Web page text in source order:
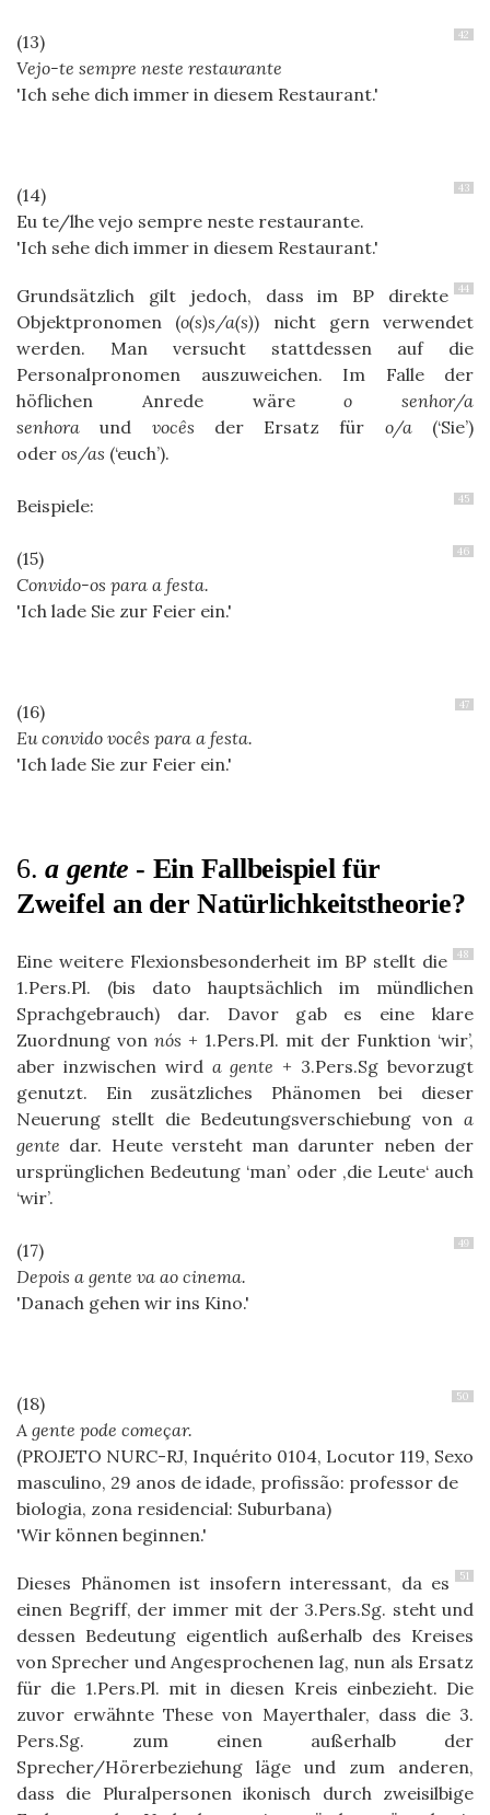
42
Vejo-te sempre neste restaurante
Ich sehe dich immer in diesem Restaurant.
43
Eu te/lhe vejo sempre neste restaurante.
Ich sehe dich immer in diesem Restaurant.
44
Grundsätzlich gilt jedoch, dass im BP direkte
Objektpronomen (o(s)s/a(s)) nicht gern verwendet
werden. Man versucht stattdessen auf die
Personalpronomen auszuweichen. Im Falle der
höflichen Anrede wäreo senhor/a
senhora und vocês der Ersatz für o/a(‘Sie’)
oder os/as (‘euch’).
45
Beispiele:
46
Convido-os para a festa.
Ich lade Sie zur Feier ein.
47
Eu convido vocês para a festa.
Ich lade Sie zur Feier ein.
6.a gente - Ein Fallbeispiel für
Zweifel an der Natürlichkeitstheorie?
48
Eine weitere Flexionsbesonderheit im BP stellt die
1.Pers.Pl. (bis dato hauptsächlich im mündlichen
Sprachgebrauch) dar. Davor gab es eine klare
Zuordnung von nós + 1.Pers.Pl. mit der Funktion ‘wir’,
aber inzwischen wird a gente + 3.Pers.Sg bevorzugt
genutzt. Ein zusätzliches Phänomen bei dieser
Neuerung stellt die Bedeutungsverschiebung von a
gente dar. Heute versteht man darunter neben der
ursprünglichen Bedeutung ‘man’ oder ‚die Leute‘ auch
‘wir’.
49
Depois a gente va ao cinema.
Danach gehen wir ins Kino.
50
A gente pode começar.
(PROJETO NURC-RJ, Inquérito 0104, Locutor 119, Sexo
masculino, 29 anos de idade, profissão: professor de
biologia, zona residencial: Suburbana)
Wir können beginnen.
51
Dieses Phänomen ist insofern interessant, da es
einen Begriff, der immer mit der 3.Pers.Sg. steht und
dessen Bedeutung eigentlich außerhalb des Kreises
von Sprecher und Angesprochenen lag, nun als Ersatz
für die 1.Pers.Pl. mit in diesen Kreis einbezieht. Die
zuvor erwähnte These von Mayerthaler, dass die 3.
Pers.Sg. zum einen außerhalb der
Sprecher/Hörerbeziehung läge und zum anderen,
dass die Pluralpersonen ikonisch durch zweisilbige